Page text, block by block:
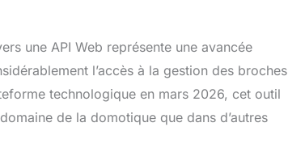
une API Web représente une avancée
l’accès à la gestion des broches
technologique en mars 2026, cet outil
de la domotique que dans d’autres